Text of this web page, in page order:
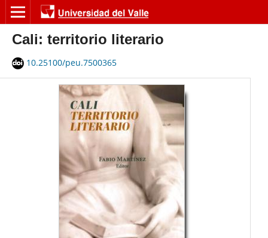
Cali: territorio literario
10.25100/peu.7500365